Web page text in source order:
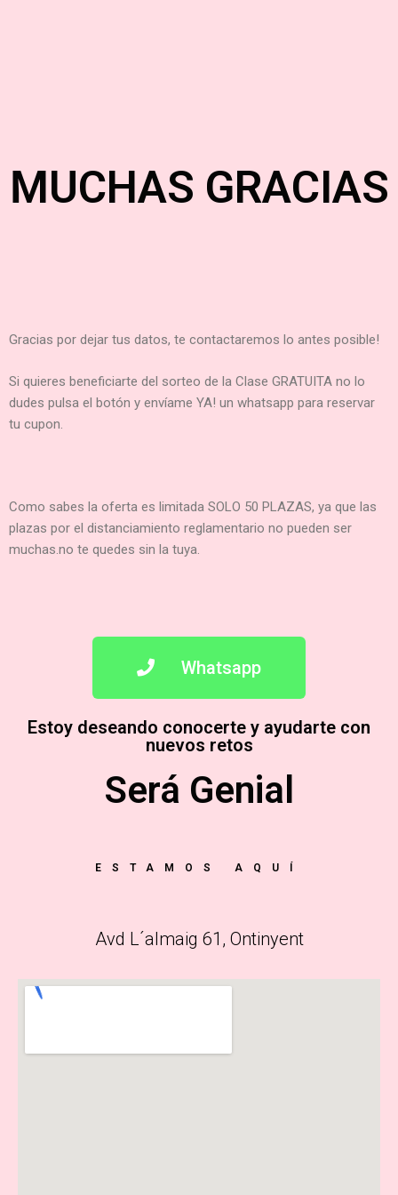
MUCHAS GRACIAS
Gracias por dejar tus datos, te contactaremos lo antes posible!
Si quieres beneficiarte del sorteo de la Clase GRATUITA no lo
dudes pulsa el botón y envíame YA! un whatsapp para reservar
tu cupon.
Como sabes la oferta es limitada SOLO 50 PLAZAS, ya que las
plazas por el distanciamiento reglamentario no pueden ser
muchas.no te quedes sin la tuya.
Whatsapp
Estoy deseando conocerte y ayudarte con
nuevos retos
Será Genial
ESTAMOS AQUÍ
Avd L´almaig 61, Ontinyent